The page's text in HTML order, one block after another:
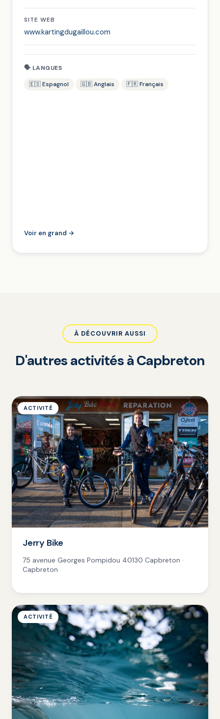
SITE WEB
www.kartingdugaillou.com
🗣 LANGUES
🇪🇸 Espagnol 🇬🇧 Anglais 🇫🇷 Français
Voir en grand →
À DÉCOUVRIR AUSSI
D'autres activités à Capbreton
ACTIVITÉ
Jerry Bike
75 avenue Georges Pompidou 40130 Capbreton ·
Capbreton
ACTIVITÉ